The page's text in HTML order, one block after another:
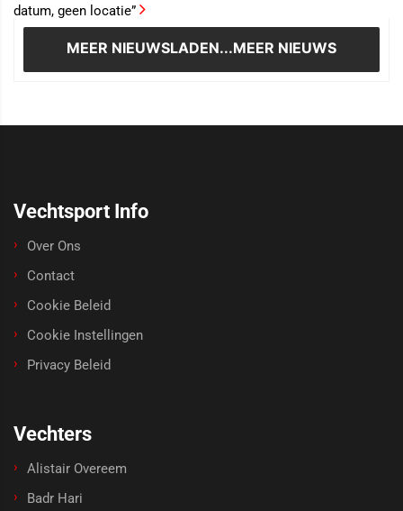
datum, geen locatie”
MEER NIEUWSLADEN...MEER NIEUWS
Vechtsport Info
Over Ons
Contact
Cookie Beleid
Cookie Instellingen
Privacy Beleid
Vechters
Alistair Overeem
Badr Hari